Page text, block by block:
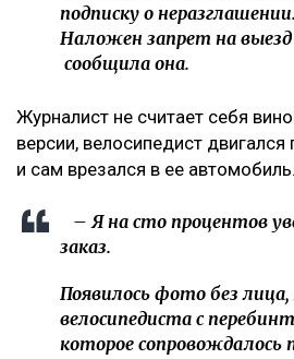
подписку о
Наложен запрет на
сообщила она.
Журналист не считает себя
версии, велосипедист
и сам врезался в ее автомобиль.
– Я на сто процентов
заказ.
Появилось фото без
велосипедиста с
которое сопровождалось